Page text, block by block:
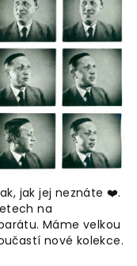
jak jej neznáte ❤️.
na
Máme velkou
nové kolekce.